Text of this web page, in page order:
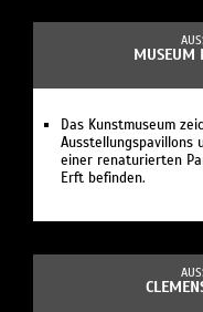
MUSEUM
Das Kunstmuseum
Ausstellungspavillons
einer renaturierten
Erft befinden.